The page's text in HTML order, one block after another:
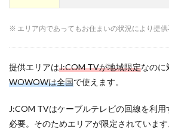
WOWOW
料金はど
違う？
5
スカパ
ー！・
※ エリア内であってもお住まいの状況により提供
提供エリアはJ:COM TVが地域限定なのに
WOWOWは全国で使えます。
J:COM TVはケーブルテレビの回線を利
必要。そのためエリアが限定されています